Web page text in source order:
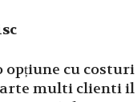
cu costuri
multi clienti il